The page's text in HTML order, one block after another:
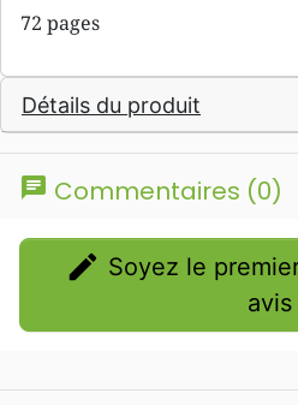
72 pages
Détails du produit
chat Commentaires (0)
edit
avis